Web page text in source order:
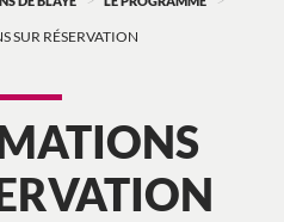
SUR RÉSERVATION